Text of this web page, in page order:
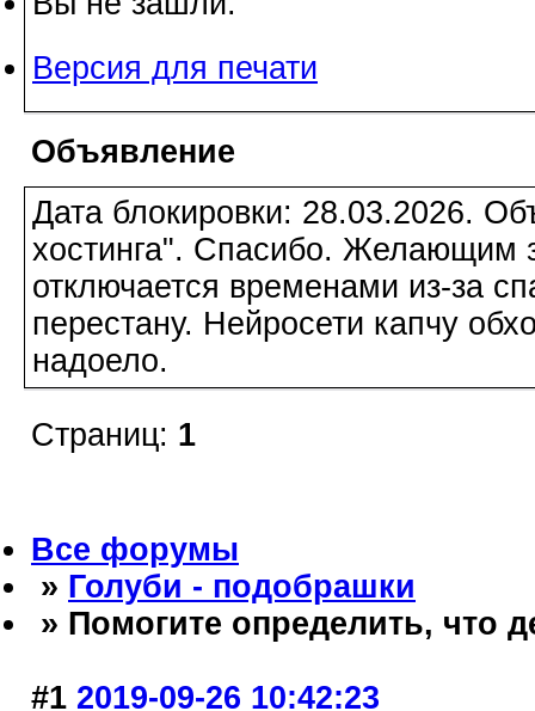
Версия для печати
Объявление
Дата блокировки: 28.03.2026.
хостинга". Спасибо. Желающим
отключается временами из-за
перестану. Нейросети капчу
надоело.
Страниц: 1
Все форумы
» Голуби - подобрашки
» Помогите определить, что
#1 2019-09-26 10:42:23